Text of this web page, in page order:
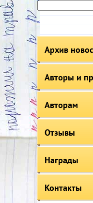
Архив
Авторы и
Авторам
Отзывы
Награды
Контакты